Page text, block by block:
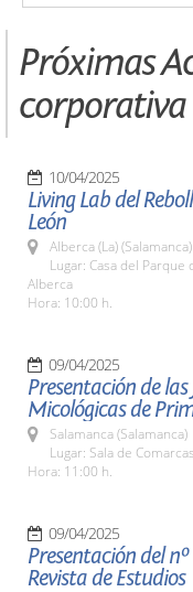
Próximas
corporativa
10/04/2025
Living Lab del
León
Alberca (La) (Salamanca)
Lugar: Casa del Parque
Alberca
Hora: 10:00 h.
09/04/2025
Presentación de
Micológicas de
Salamanca (Salamanca)
Lugar: Sala de
Hora: 11:00 h.
09/04/2025
Presentación del
Revista de Estudios